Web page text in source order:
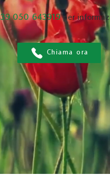
050 643919per
Chiama ora